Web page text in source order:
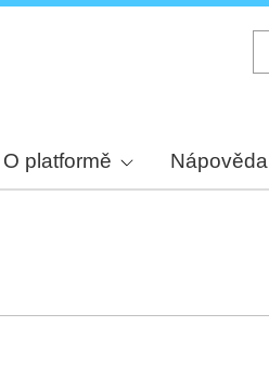
O platformě Nápověda